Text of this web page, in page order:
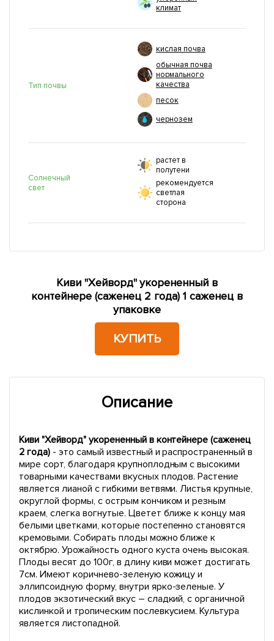
климат
Тип почвы
кислая почва
обычная почва
нормального
качества
песок
чернозем
Солнечный
свет
растет в
полутени
рекомендуется
светлая
сторона
Киви "Хейворд" укорененный в
контейнере (саженец 2 года) 1 саженец в
упаковке
КУПИТЬ
Описание
Киви "Хейворд" укорененный в контейнере (саженец
2 года)- это самый известный и распространенный в
мире сорт, благодаря крупноплодным с высокими
товарными качествами вкусных плодов. Растение
является лианой с гибкими ветвями. Листья крупные,
округлой формы, с острым кончиком и резным
краем, слегка вогнутые. Цветет ближе к концу мая
белыми цветками, которые постепенно становятся
кремовыми. Собирать плоды можно ближе к
октябрю. Урожайность одного куста очень высокая.
Плоды весят до 100г, в длину киви может достигать
7см. Имеют коричнево-зеленую кожицу и
эллипсоидную форму, внутри ярко-зеленые. У
плодов экзотический вкус – сладкий, с органичной
кислинкой и тропическим послевкусием. Культура
является листопадной.